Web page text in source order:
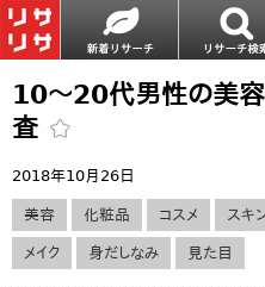
10～20代男性の美容
査
2018年10月26日
美容 化粧品 コスメ スキ
メイク 身だしなみ 見た目